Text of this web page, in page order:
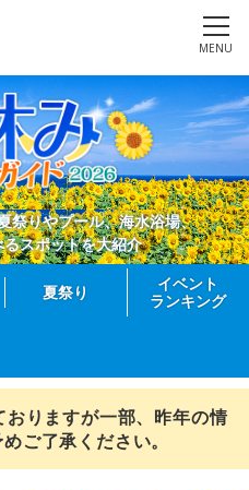
MENU
祭りやプール、海水浴場、
スポットを大紹介
夏祭り
イベント
ランキング
りますが一部、昨年の情
ご了承ください。